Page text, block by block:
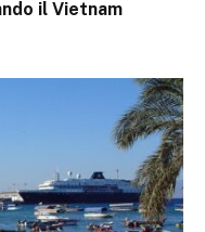
il Vietnam